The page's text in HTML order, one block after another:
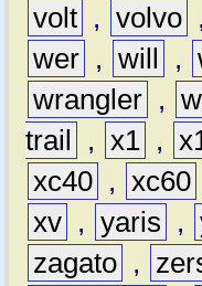
volt , volvo ,
wer , will ,
wrangler ,
trail
, x1 ,
xc40 , xc60
xv , yaris ,
zagato ,